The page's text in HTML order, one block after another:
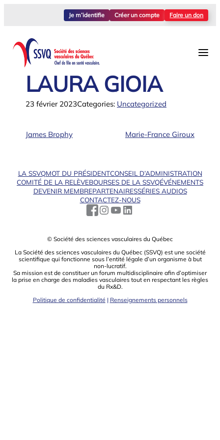
Je m’identifie Créer un compte Faire un don
LAURA GIOIA
23 février 2023Categories: Uncategorized
James Brophy Marie-France Giroux
LA SSVQMOT DU PRÉSIDENTCONSEIL D’ADMINISTRATION
COMITÉ DE LA RELÈVEBOURSES DE LA SSVQÉVÉNEMENTS
DEVENIR MEMBREPARTENAIRESSÉRIES AUDIOS
CONTACTEZ-NOUS
© Société des sciences vasculaires du Québec
La Société des sciences vasculaires du Québec (SSVQ) est une société
scientiﬁque qui fonctionne sous l’entité légale d’un organisme à but
non-lucratif.
Sa mission est de constituer un forum multidisciplinaire aﬁn d’optimiser
la prise en charge des maladies vasculaires tout en respectant les règles
du Rx&D.
Politique de confidentialité | Renseignements personnels